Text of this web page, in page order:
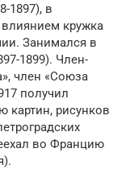
1897), в
кружка
Занимался в
1899). Член-
член «Союза
получил
картин, рисунков
во Францию